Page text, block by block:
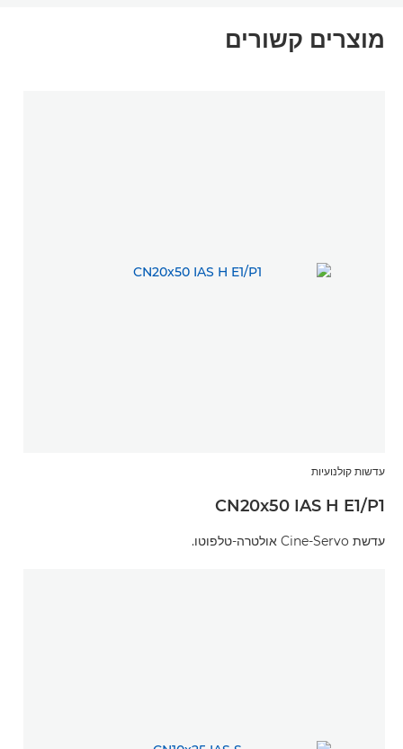
מוצרים קשורים
עדשות קולנועיות
CN20x50 IAS H E1/P1
עדשת Cine-Servo אולטרה-טלפוטו.